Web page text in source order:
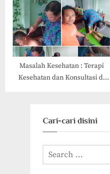
Masalah Kesehatan : Terapi
Kesehatan dan Konsultasi di
Cari-cari disini
Search
for: